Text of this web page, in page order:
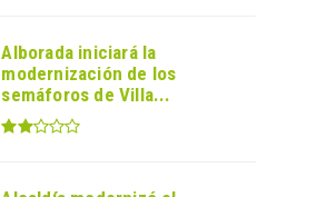
Alborada iniciará la
modernización de los
semáforos de Villa...